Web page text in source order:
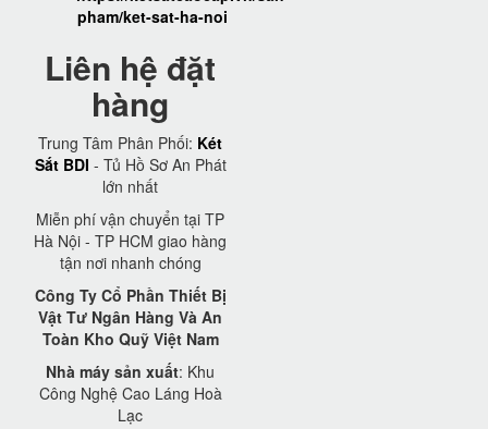
pham/ket-sat-ha-noi
Liên hệ đặt
hàng
Trung Tâm Phân Phối: Két
Sắt BDI - Tủ Hồ Sơ An Phát
lớn nhất
Miễn phí vận chuyển tại TP
Hà Nội - TP HCM giao hàng
tận nơi nhanh chóng
Công Ty Cổ Phần Thiết Bị
Vật Tư Ngân Hàng Và An
Toàn Kho Quỹ Việt Nam
Nhà máy sản xuất: Khu
Công Nghệ Cao Láng Hoà
Lạc